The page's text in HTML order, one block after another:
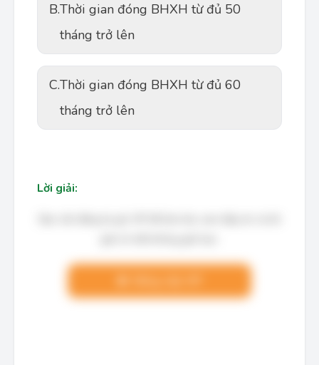
B.Thời gian đóng BHXH từ đủ 50
tháng trở lên
C.Thời gian đóng BHXH từ đủ 60
tháng trở lên
Lời giải: